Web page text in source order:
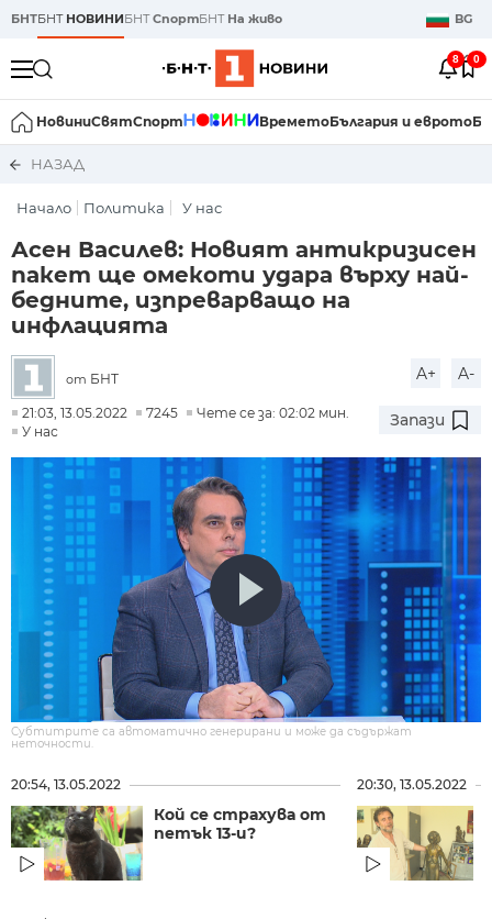
БНТБНТ НОВИНИБНТСпортБНТ На живо BG
8 0
НовиниСвятСпорт ВреметоБългария и еврото
НАЗАД
Начало Политика У нас
Асен Василев: Новият антикризисен
пакет ще омекоти удара върху най-
бедните, изпреварващо на
инфлацията
от БНТ A+ A-
21:03, 13.05.2022 7245
Чете се за: 02:02 мин.
У нас
Запази
Субтитрите са автоматично генерирани и може да съдържат
неточности.
20:54, 13.05.2022
Кой се страхува от
петък 13-и?
20:30, 13.05.2022